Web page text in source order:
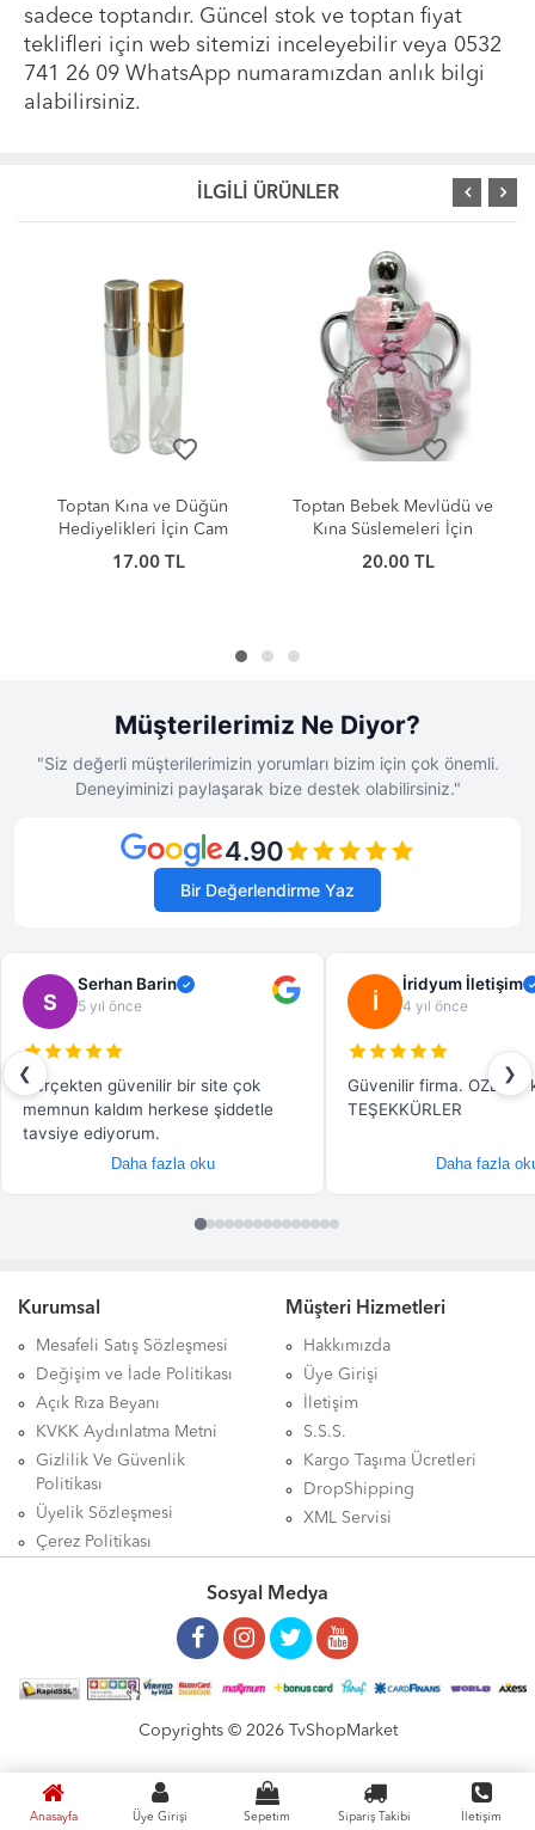
Anasayfa Üye Girişi Sepetim Sipariş Takibi İletişim
sadece toptandır. Güncel stok ve toptan fiyat
teklifleri için web sitemizi inceleyebilir veya 0532
741 26 09 WhatsApp numaramızdan anlık bilgi
alabilirsiniz.
İLGİLİ ÜRÜNLER
favorite_border
Toptan Bebek Mevlüdü ve
Kına Süslemeleri İçin
Plastik Biberon 9cm
20.00 TL
favorite_border
Toptan Kına ve Nikah
Hediyelikleri İçin Plastik
Kutu 5cm
20.00 TL
Kurumsal
Mesafeli Satış Sözleşmesi
Değişim ve İade Politikası
Açık Rıza Beyanı
KVKK Aydınlatma Metni
Gizlilik Ve Güvenlik
Politikası
Üyelik Sözleşmesi
Çerez Politikası
Müşteri Hizmetleri
Hakkımızda
Üye Girişi
İletişim
S.S.S.
Kargo Taşıma Ücretleri
DropShipping
XML Servisi
Sosyal Medya
Copyrights © 2026 TvShopMarket